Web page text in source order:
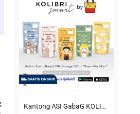
of
Kantong ASI GabaG KOLIBRI KASIP 150 ml Poem for Mom